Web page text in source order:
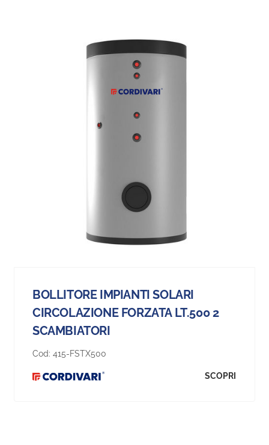
BOLLITORE IMPIANTI SOLARI
CIRCOLAZIONE FORZATA LT.500 2
SCAMBIATORI
Cod: 415-FSTX500
SCOPRI